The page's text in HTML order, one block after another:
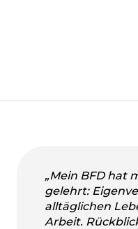
„Mein BFD hat
gelehrt:
alltäglichen
Arbeit.